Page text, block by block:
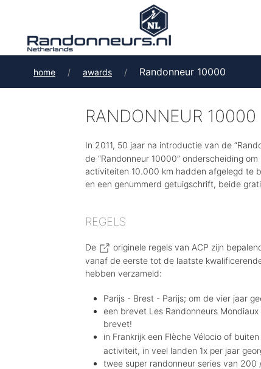
home awards Randonneur 10000
RANDONNEUR 10000
In 2011, 50 jaar na introductie van de
de “Randonneur 10000” onderscheiding
activiteiten 10.000 km hadden afgelegd te
en een genummerd getuigschrift, beide
REGELS
De originele regels van ACP zijn
vanaf de eerste tot de laatste
hebben verzameld:
Parijs - Brest - Parijs; om de vier jaar
een brevet Les Randonneurs
brevet!
in Frankrijk een Flèche Vélocio of
activiteit, in veel landen 1x per jaar
twee super randonneur series van